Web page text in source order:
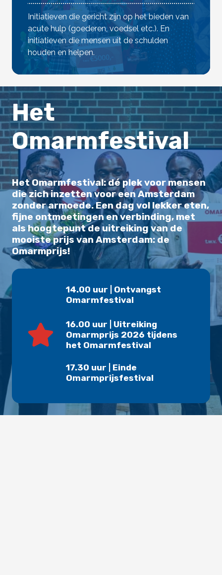
Initiatieven die gericht zijn op het bieden van
acute hulp (goederen, voedsel etc.). En
initiatieven die mensen uit de schulden
houden en helpen.
Het
Omarmfestival
Het Omarmfestival: dé plek voor mensen
die zich inzetten voor een Amsterdam
zonder armoede. Een dag vol lekker eten,
fijne ontmoetingen en verbinding, met
als hoogtepunt de uitreiking van de
mooiste prijs van Amsterdam: de
Omarmprijs!
14.00 uur | Ontvangst
Omarmfestival
16.00 uur | Uitreiking
Omarmprijs 2026 tijdens
het Omarmfestival
17.30 uur | Einde
Omarmprijsfestival